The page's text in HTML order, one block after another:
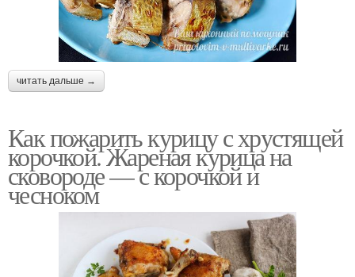
читать дальше →
Как пожарить курицу с хрустящей
корочкой. Жареная курица на
сковороде — с корочкой и
чесноком